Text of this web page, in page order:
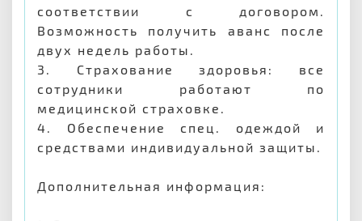
соответствии с договором.
Возможность получить аванс после
двух недель работы.
3. Страхование здоровья: все
сотрудники работают по
медицинской страховке.
4. Обеспечение спец. одеждой и
средствами индивидуальной защиты.
Дополнительная информация: